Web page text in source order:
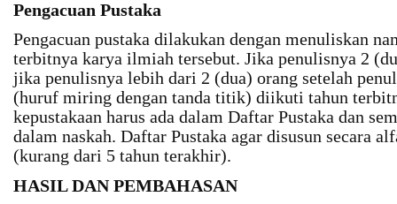
Pengacuan Pustaka
Pengacuan pustaka dilakukan dengan menuliskan
terbitnya karya ilmiah tersebut. Jika penulisnya 2
jika penulisnya lebih dari 2 (dua) orang setelah
(huruf miring dengan tanda titik) diikuti tahun
kepustakaan harus ada dalam Daftar Pustaka dan
dalam naskah. Daftar Pustaka agar disusun secara
(kurang dari 5 tahun terakhir).
HASIL DAN PEMBAHASAN